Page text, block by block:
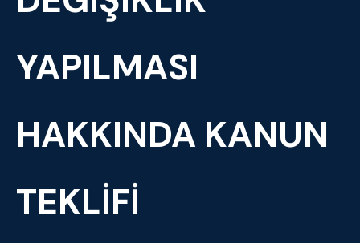
YAPILMASI
HAKKINDA KANUN
TEKLIFI